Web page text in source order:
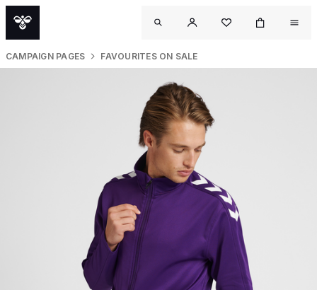
CAMPAIGN PAGES FAVOURITES ON SALE